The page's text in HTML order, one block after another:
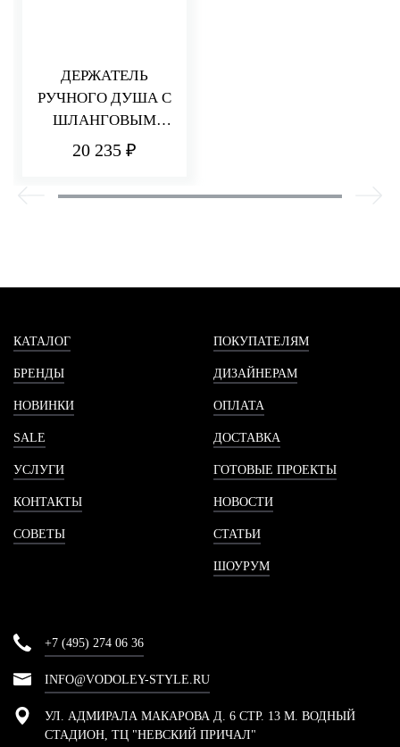
ДЕРЖАТЕЛЬ
РУЧНОГО ДУША С
ШЛАНГОВЫМ
ПОДКЛЮЧЕНИЕМ
20 235 ₽
КАТАЛОГ
БРЕНДЫ
НОВИНКИ
SALE
УСЛУГИ
КОНТАКТЫ
СОВЕТЫ
ПОКУПАТЕЛЯМ
ДИЗАЙНЕРАМ
ОПЛАТА
ДОСТАВКА
ГОТОВЫЕ ПРОЕКТЫ
НОВОСТИ
СТАТЬИ
ШОУРУМ
+7 (495) 274 06 36
INFO@VODOLEY-STYLE.RU
УЛ. АДМИРАЛА МАКАРОВА Д. 6 СТР. 13 М. ВОДНЫЙ
СТАДИОН, ТЦ "НЕВСКИЙ ПРИЧАЛ"